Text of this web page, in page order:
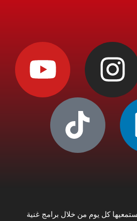
كل يوم من خلال برامج غنية